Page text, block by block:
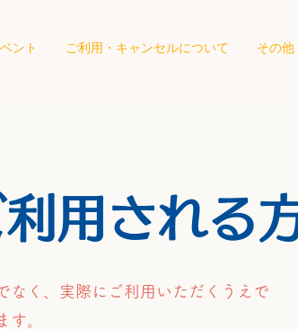
ント ご利用・キャンセルについて その他
用される
なく、実際にご利用いただくうえで
す。